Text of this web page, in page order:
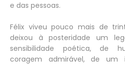
e das pessoas.
Félix viveu pouco mais de
deixou à posteridade um
sensibilidade poética, de
coragem admirável, de um